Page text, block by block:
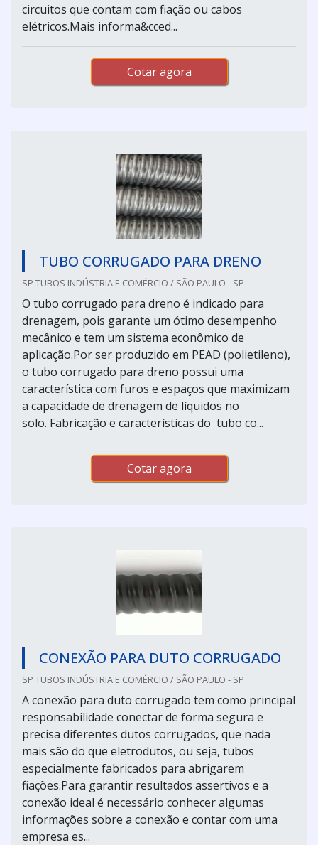
circuitos que contam com fiação ou cabos
elétricos.Mais informa&cced...
Cotar agora
TUBO CORRUGADO PARA DRENO
SP TUBOS INDÚSTRIA E COMÉRCIO / SÃO PAULO - SP
O tubo corrugado para dreno é indicado para
drenagem, pois garante um ótimo desempenho
mecânico e tem um sistema econômico de
aplicação.Por ser produzido em PEAD (polietileno),
o tubo corrugado para dreno possui uma
característica com furos e espaços que maximizam
a capacidade de drenagem de líquidos no
solo. Fabricação e características do tubo co...
Cotar agora
CONEXÃO PARA DUTO CORRUGADO
SP TUBOS INDÚSTRIA E COMÉRCIO / SÃO PAULO - SP
A conexão para duto corrugado tem como principal
responsabilidade conectar de forma segura e
precisa diferentes dutos corrugados, que nada
mais são do que eletrodutos, ou seja, tubos
especialmente fabricados para abrigarem
fiações.Para garantir resultados assertivos e a
conexão ideal é necessário conhecer algumas
informações sobre a conexão e contar com uma
empresa es...